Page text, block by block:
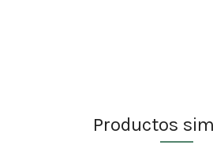
Productos